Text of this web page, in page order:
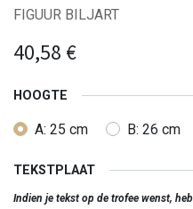
FIGUUR BILJART
40,58 €
HOOGTE
A: 25 cm B: 26 cm
TEKSTPLAAT
Indien je tekst op de trofee wenst,